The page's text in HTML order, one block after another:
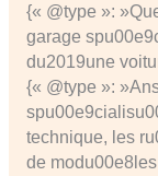
{« @type »:
garage
du2019une
{« @type »:
technique, les
de